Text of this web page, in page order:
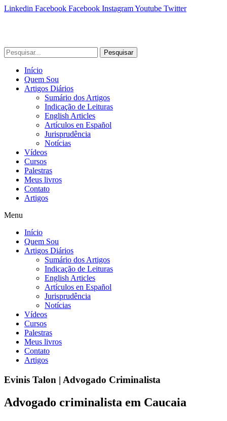
Linkedin Facebook Facebook InstagramYoutube Twitter
Pesquisar
Início
Quem Sou
Artigos Diários
Sumário dos Artigos
Indicação de Leituras
English Articles
Artículos en Español
Jurisprudência
Notícias
Vídeos
Cursos
Palestras
Meus livros
Contato
Artigos
Menu
Início
Quem Sou
Artigos Diários
Sumário dos Artigos
Indicação de Leituras
English Articles
Artículos en Español
Jurisprudência
Notícias
Vídeos
Cursos
Palestras
Meus livros
Contato
Artigos
Evinis Talon | Advogado Criminalista
Advogado criminalista em Caucaia